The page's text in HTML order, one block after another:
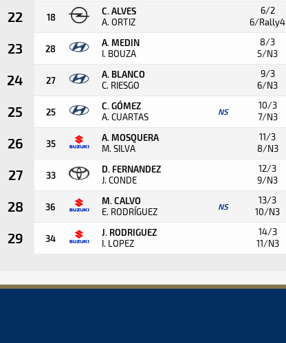
22 18
C. ALVES
A. ORTIZ
6/2
6/Rally4
23 28
A. MEDIN
I. BOUZA
8/3
5/N3
24 27
A. BLANCO
C. RIESGO
9/3
6/N3
25 25
C. GÓMEZ
A. CUARTAS NS
10/3
7/N3
26 35
A. MOSQUERA
M. SILVA
11/3
8/N3
27 33
D. FERNANDEZ
J. CONDE
12/3
9/N3
28 36
M. CALVO
E. RODRÍGUEZ NS
13/3
10/N3
29 34
J. RODRIGUEZ
I. LOPEZ
14/3
11/N3